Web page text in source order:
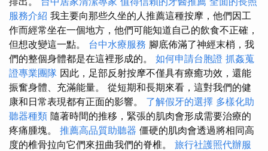
服務介紹 我主要向那些久坐的人推薦這種按摩，他們因工
作而經常坐在一個地方，他們可能知道自己的飲食不正確，
但想改變這一點。 台中水療服務 腳底佈滿了神經末梢，我
們的整個身體都是在這裡形成的。 如何申請台胞證 抓姦蒐
證專業團隊 因此，足部反射按摩不僅具有療癒功效，還能
振奮身體、充滿能量。 從短期和長期來看，這對我們的健
康和日常表現都有正面的影響。 了解假牙的選擇 多樣化助
聽器種類 隨著時間的推移，緊張的肌肉會形成需要治療的
疼痛腫塊。 推薦高品質助聽器 僵硬的肌肉會透過將相同高
度的椎骨拉向它們來扭曲我們的脊椎。 旅行社護照代辦服